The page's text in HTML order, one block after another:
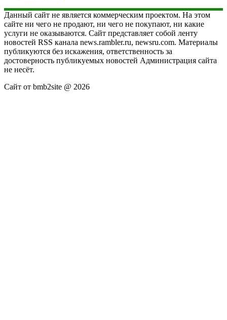
Данный сайт не является коммерческим проектом. На этом
сайте ни чего не продают, ни чего не покупают, ни какие
услуги не оказываются. Сайт представляет собой ленту
новостей RSS канала news.rambler.ru, newsru.com. Материалы
публикуются без искажения, ответственность за
достоверность публикуемых новостей Администрация сайта
не несёт.
Сайт от bmb2site @ 2026